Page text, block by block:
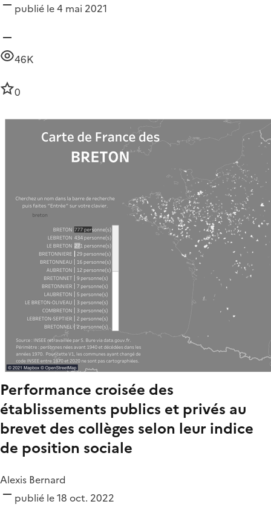
publié le 4 mai 2021
46K
0
Performance croisée des
établissements publics et privés au
brevet des collèges selon leur indice
de position sociale
Alexis Bernard
publié le 18 oct. 2022